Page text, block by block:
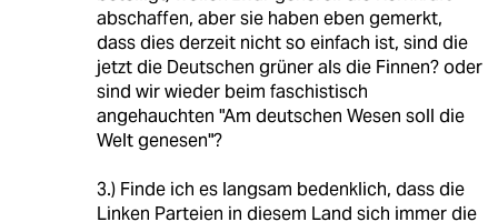
abschaffen, aber sie haben eben gemerkt,
dass dies derzeit nicht so einfach ist, sind die
jetzt die Deutschen grüner als die Finnen? oder
sind wir wieder beim faschistisch
angehauchten "Am deutschen Wesen soll die
Welt genesen"?
3.) Finde ich es langsam bedenklich, dass die
Linken Parteien in diesem Land sich immer die